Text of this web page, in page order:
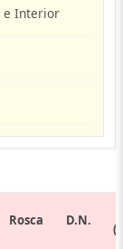
e Interior
Rosca D.N.